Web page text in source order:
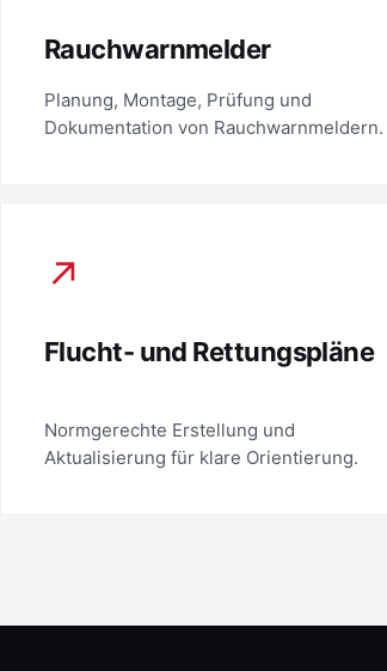
Rauchwarnmelder
Planung, Montage, Prüfung und
Dokumentation von Rauchwarnmeldern.
↗
Flucht- und Rettungspläne
Normgerechte Erstellung und
Aktualisierung für klare Orientierung.